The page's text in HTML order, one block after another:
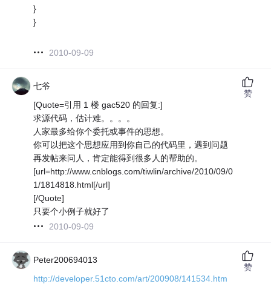
}
}
2010-09-09
七爷
[Quote=引用 1 楼 gac520 的回复:]
求源代码，估计难。。。。
人家最多给你个委托或事件的思想。
你可以把这个思想应用到你自己的代码里，遇到问题
再发帖来问人，肯定能得到很多人的帮助的。
[url=http://www.cnblogs.com/tiwlin/archive/2010/09/0
1/1814818.html[/url]
[/Quote]
只要个小例子就好了
2010-09-09
赞
Peter200694013
http://developer.51cto.com/art/200908/141534.htm
赞